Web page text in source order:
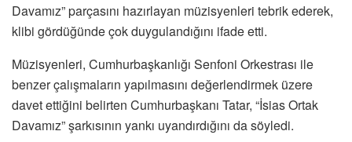
Davamız” parçasını hazırlayan müzisyenleri tebrik ederek,
klibi gördüğünde çok duygulandığını ifade etti.
Müzisyenleri, Cumhurbaşkanlığı Senfoni Orkestrası ile
benzer çalışmaların yapılmasını değerlendirmek üzere
davet ettiğini belirten Cumhurbaşkanı Tatar, “İsias Ortak
Davamız” şarkısının yankı uyandırdığını da söyledi.